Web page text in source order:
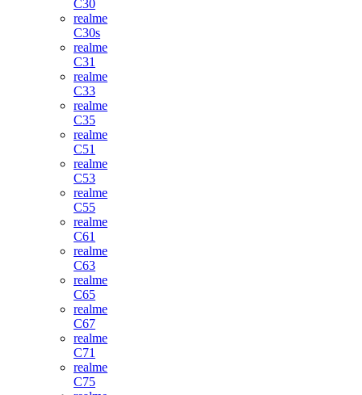
C30
realme
C30s
realme
C31
realme
C33
realme
C35
realme
C51
realme
C53
realme
C55
realme
C61
realme
C63
realme
C65
realme
C67
realme
C71
realme
C75